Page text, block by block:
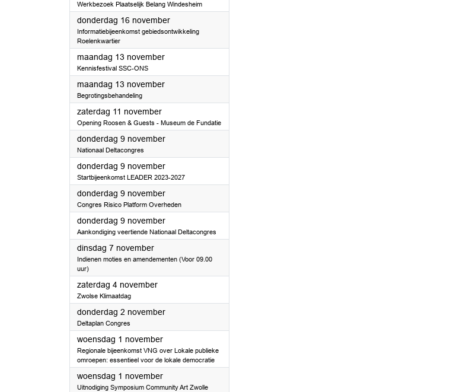
Werkbezoek Plaatselijk Belang Windesheim
donderdag 16 november2023
Informatiebijeenkomst gebiedsontwikkeling
Roelenkwartier
maandag 13 november2023
Kennisfestival SSC-ONS
maandag 13 november2023
Begrotingsbehandeling
zaterdag 11 november2023
Opening Roosen & Guests - Museum de Fundatie
donderdag 9 november2023
Nationaal Deltacongres
donderdag 9 november2023
Startbijeenkomst LEADER 2023-2027
donderdag 9 november2023
Congres Risico Platform Overheden
donderdag 9 november2023
Aankondiging veertiende Nationaal Deltacongres
dinsdag 7 november2023
Indienen moties en amendementen (Voor 09.00
uur)
zaterdag 4 november2023
Zwolse Klimaatdag
donderdag 2 november2023
Deltaplan Congres
woensdag 1 november2023
Regionale bijeenkomst VNG over Lokale publieke
omroepen: essentieel voor de lokale democratie
woensdag 1 november2023
Uitnodiging Symposium Community Art Zwolle